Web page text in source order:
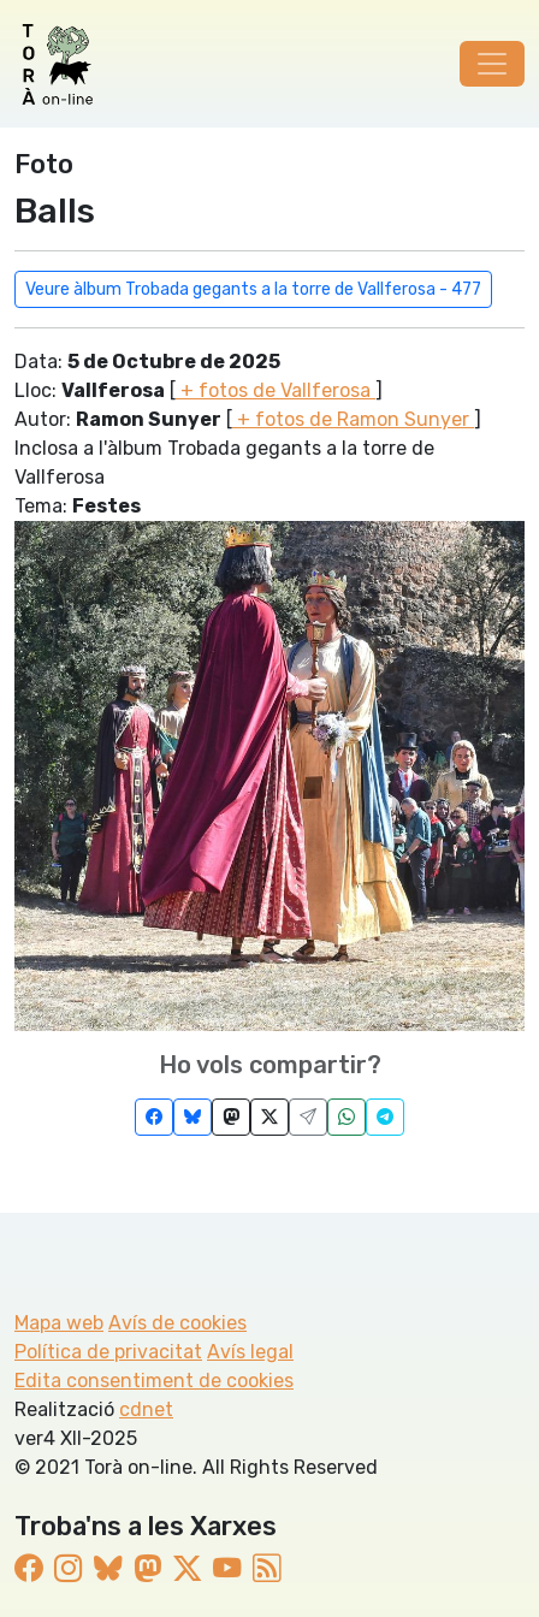
Foto
Balls
Veure àlbum Trobada gegants a la torre de Vallferosa - 477
Data: 5 de Octubre de 2025
Lloc: Vallferosa [ + fotos de Vallferosa ]
Autor: Ramon Sunyer [ + fotos de Ramon Sunyer ]
Inclosa a l'àlbum Trobada gegants a la torre de
Vallferosa
Tema: Festes
Ho vols compartir?
Mapa web Avís de cookies
Política de privacitat Avís legal
Edita consentiment de cookies
Realització cdnet
ver4 XII-2025
© 2021 Torà on-line. All Rights Reserved
Troba'ns a les Xarxes